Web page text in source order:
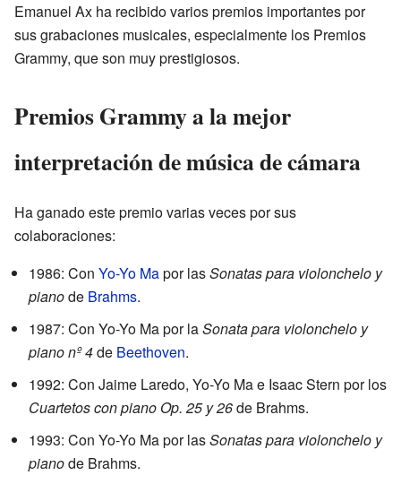
Emanuel Ax ha recibido varios premios importantes por
sus grabaciones musicales, especialmente los Premios
Grammy, que son muy prestigiosos.
Premios Grammy a la mejor
interpretación de música de cámara
Ha ganado este premio varias veces por sus
colaboraciones:
1986: Con Yo-Yo Mapor lasSonatas para violonchelo y
pianode Brahms.
1987: Con Yo-Yo Ma por laSonata para violonchelo y
piano nº 4de Beethoven.
1992: Con Jaime Laredo, Yo-Yo Ma e Isaac Stern por los
Cuartetos con piano Op. 25 y 26de Brahms.
1993: Con Yo-Yo Ma por lasSonatas para violonchelo y
pianode Brahms.